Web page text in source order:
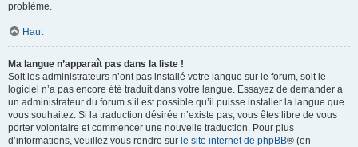
problème.
Haut
Ma langue n’apparaît pas dans la liste !
Soit les administrateurs n’ont pas installé votre langue sur le forum, soit le
logiciel n’a pas encore été traduit dans votre langue. Essayez de demander à
un administrateur du forum s’il est possible qu’il puisse installer la langue que
vous souhaitez. Si la traduction désirée n’existe pas, vous êtes libre de vous
porter volontaire et commencer une nouvelle traduction. Pour plus
d’informations, veuillez vous rendre sur le site internet de phpBB® (en